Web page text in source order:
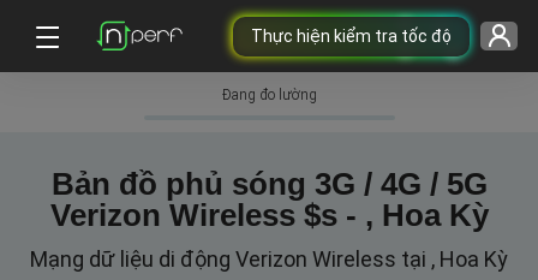
Thực hiện kiểm tra tốc độ
Đang đo lường
Bản đồ phủ sóng 3G / 4G / 5G
Verizon Wireless $s - , Hoa Kỳ
Mạng dữ liệu di động Verizon Wireless tại , Hoa Kỳ